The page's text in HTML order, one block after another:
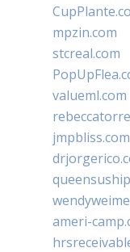
mpzin.com
stcreal.com
valueml.com
jmpbliss.com
ameri-